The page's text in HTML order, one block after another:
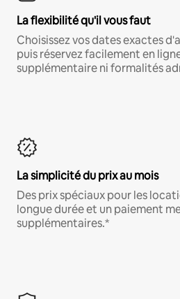
La flexibilité qu'il vous faut
Choisissez vos dates exactes
puis réservez facilement en
supplémentaire ni formalités
La simplicité du prix au mois
Des prix spéciaux pour les
longue durée et un paiement
supplémentaires.*